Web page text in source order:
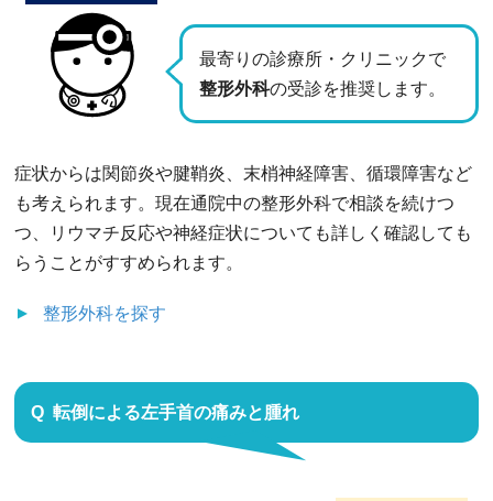
最寄りの診療所・クリニックで
整形外科の受診を推奨します。
症状からは関節炎や腱鞘炎、末梢神経障害、循環障害など
も考えられます。現在通院中の整形外科で相談を続けつ
つ、リウマチ反応や神経症状についても詳しく確認しても
らうことがすすめられます。
整形外科を探す
転倒による左手首の痛みと腫れ